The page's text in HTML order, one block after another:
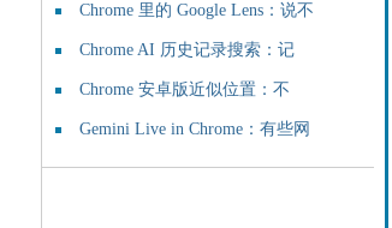
Chrome 里的 Google Lens：说不
Chrome AI 历史记录搜索：记
Chrome 安卓版近似位置：不
Gemini Live in Chrome：有些网